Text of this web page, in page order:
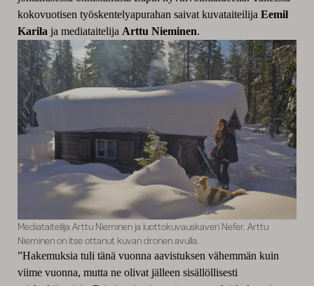
kokovuotisen työskentelyapurahan saivat kuvataiteilija Eemil
Karila ja mediataitelija Arttu Nieminen.
Mediataiteilija Arttu Nieminen ja luottokuvauskaveri Nefer. Arttu
Nieminen on itse ottanut kuvan dronen avulla.
”Hakemuksia tuli tänä vuonna aavistuksen vähemmän kuin
viime vuonna, mutta ne olivat jälleen sisällöllisesti